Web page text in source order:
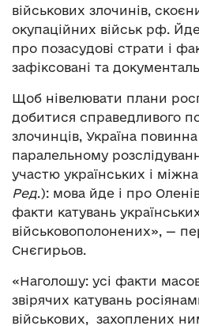
військових злочинів,
окупаційних військ рф.
про позасудові страти і
зафіксовані та
Щоб нівелювати плани
добитися справедливого
злочинців, Україна
паралельному
участю українських і
Ред.): мова йде і про
факти катувань
військовополонених», —
Снєгирьов.
«Наголошу: усі факти
звірячих катувань
військових, захоплених